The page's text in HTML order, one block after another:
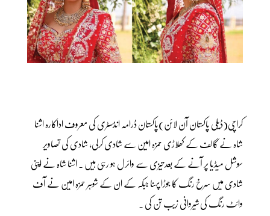
کراچی(ڈیلی پاکستان آن لائن)پاکستان ڈرامہ انڈسٹری کی معروف اداکارہ اشنا
شاہ نے گالف کے کھلاڑی حمزہ امین سے شادی کرلی، شادی کی تصاویر
سوشل میڈیا پر آنے کے بعد تیزی سے وائرل ہو رہی ہیں ۔ اشنا شاہ نے اپنی
شادی میں سرخ رنگ کا جوڑا پہنا جبکہ کے ان کے شوہر حمزہ امین نے آف
وائٹ رنگ کی شیروانی زیب تن کی ۔